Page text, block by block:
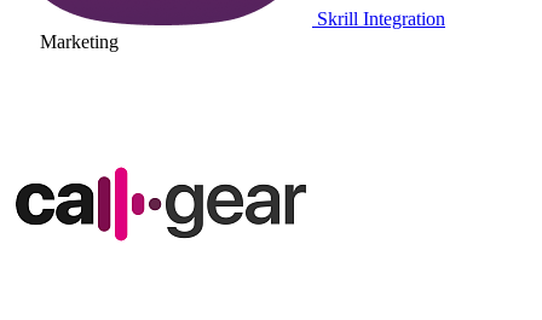
Skrill Integration
Marketing